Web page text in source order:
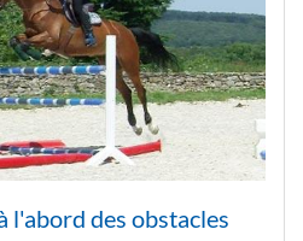
l'abord des obstacles